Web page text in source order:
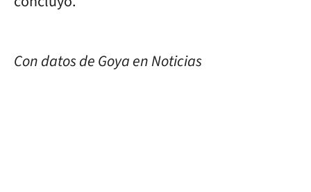
Con datos de Goya en Noticias